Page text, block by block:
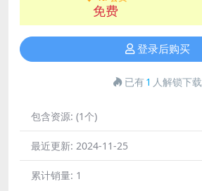
免费
登录后购买
已有1 人解锁下载
包含资源: (1个)
最近更新: 2024-11-25
累计销量: 1